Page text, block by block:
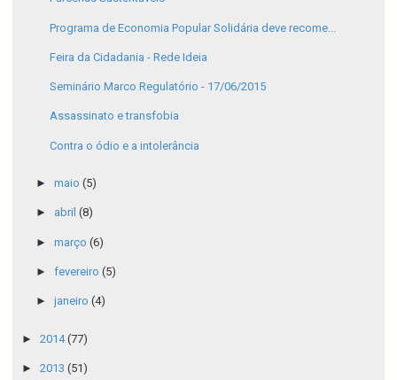
Programa de Economia Popular Solidária deve recome...
Feira da Cidadania - Rede Ideia
Seminário Marco Regulatório - 17/06/2015
Assassinato e transfobia
Contra o ódio e a intolerância
► maio (5)
► abril (8)
► março (6)
► fevereiro (5)
► janeiro (4)
► 2014(77)
► 2013 (51)